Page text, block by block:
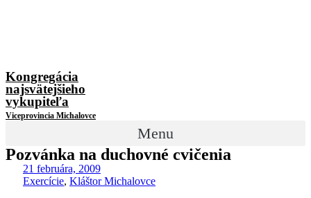
Kongregácia
najsvätejšieho
vykupiteľa
Viceprovincia Michalovce
Menu
Pozvánka na duchovné cvičenia
21 februára, 2009
Exercície, Kláštor Michalovce